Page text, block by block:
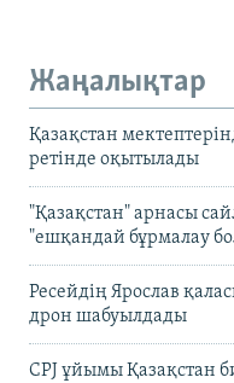
Жаңалықтар
Қазақстан
ретінде оқытылады
"Қазақстан" арнасы
"ешқандай бұрмалау
Ресейдің Ярослав
дрон шабуылдады
CPJ ұйымы Қазақстан